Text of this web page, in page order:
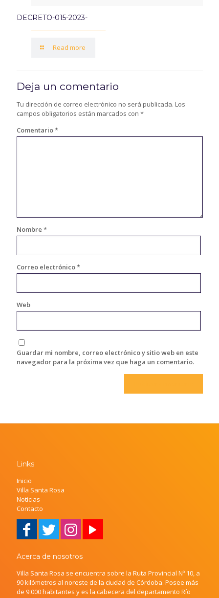
DECRETO-015-2023-
Read more
Deja un comentario
Tu dirección de correo electrónico no será publicada. Los
campos obligatorios están marcados con *
Comentario*
Nombre *
Correo electrónico*
Web
Guardar mi nombre, correo electrónico y sitio web en este
navegador para la próxima vez que haga un comentario.
Links
Inicio
Villa Santa Rosa
Noticias
Contacto
Acerca de nosotros
Villa Santa Rosa se encuentra sobre la Ruta Provincial Nº 10, a
90 kilómetros al noreste de la ciudad de Córdoba. Posee más
de 9.000 habitantes y es la cabecera del departamento Río